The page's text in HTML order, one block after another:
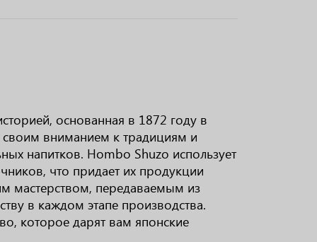
основанная в 1872 году в
своим вниманием к традициям и
напитков. Hombo Shuzo использует
что придает их продукции
мастерством, передаваемым из
в каждом этапе производства.
которое дарят вам японские